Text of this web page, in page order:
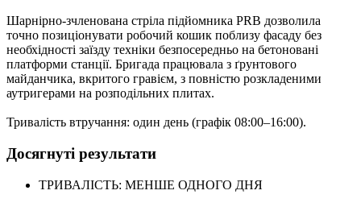
Шарнірно-зчленована стріла підйомника PRB дозволила
точно позиціонувати робочий кошик поблизу фасаду без
необхідності заїзду техніки безпосередньо на бетоновані
платформи станції. Бригада працювала з ґрунтового
майданчика, вкритого гравієм, з повністю розкладеними
аутригерами на розподільних плитах.
Тривалість втручання: один день (графік 08:00–16:00).
Досягнуті результати
ТРИВАЛІСТЬ: МЕНШЕ ОДНОГО ДНЯ